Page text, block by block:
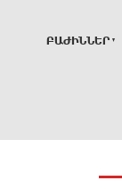
ԲԱԺԻՆՆԵՐ